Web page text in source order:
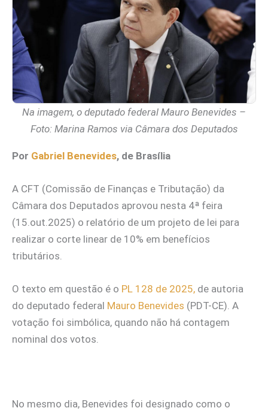
Na imagem, o deputado federal Mauro Benevides –
Foto: Marina Ramos via Câmara dos Deputados
Por Gabriel Benevides, de Brasília
A CFT (Comissão de Finanças e Tributação) da
Câmara dos Deputados aprovou nesta 4ª feira
(15.out.2025) o relatório de um projeto de lei para
realizar o corte linear de 10% em benefícios
tributários.
O texto em questão é o PL 128 de 2025, de autoria
do deputado federal Mauro Benevides (PDT-CE). A
votação foi simbólica, quando não há contagem
nominal dos votos.
No mesmo dia, Benevides foi designado como o